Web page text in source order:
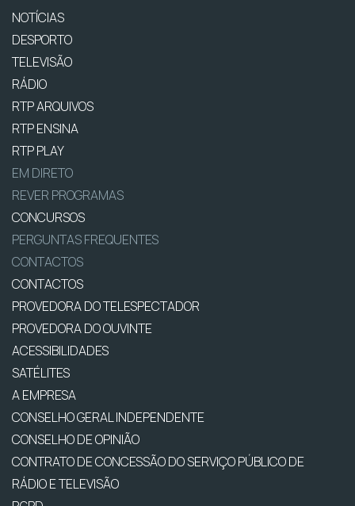
NOTÍCIAS
DESPORTO
TELEVISÃO
RÁDIO
RTP ARQUIVOS
RTP ENSINA
RTP PLAY
EM DIRETO
REVER PROGRAMAS
CONCURSOS
PERGUNTAS FREQUENTES
CONTACTOS
CONTACTOS
PROVEDORA DO TELESPECTADOR
PROVEDORA DO OUVINTE
ACESSIBILIDADES
SATÉLITES
A EMPRESA
CONSELHO GERAL INDEPENDENTE
CONSELHO DE OPINIÃO
CONTRATO DE CONCESSÃO DO SERVIÇO PÚBLICO DE
RÁDIO E TELEVISÃO